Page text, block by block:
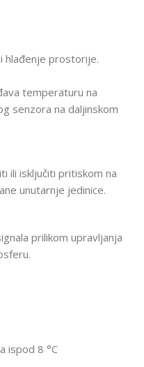
hlađenje prostorije.
temperaturu na
senzora na daljinskom
ili isključiti pritiskom na
unutarnje jedinice.
prilikom upravljanja
ispod 8 °C